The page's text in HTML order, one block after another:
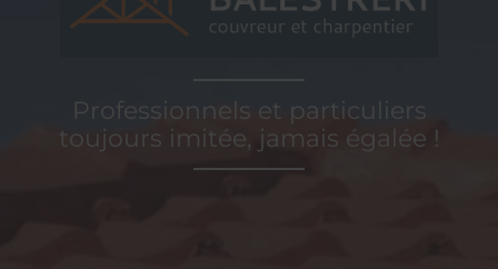
Professionnels et particuliers
toujours imitée, jamais égalée !